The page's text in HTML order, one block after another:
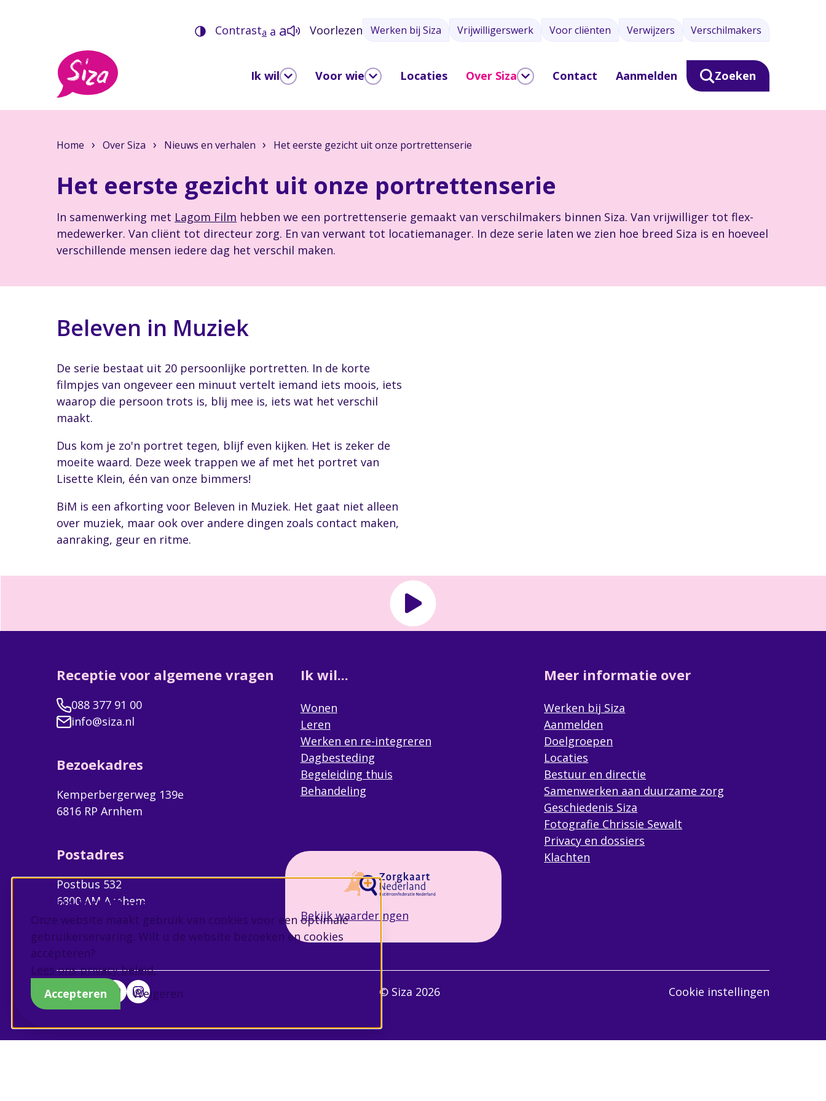
Cookie instellingen
Onze website maakt gebruik van cookies voor een optimale
gebruikerservaring. Wilt u de website bezoeken en cookies
accepteren?
Lees ons privacy beleid.
Accepteren
Weigeren
Contrasta a a Voorlezen Werken bij Siza Vrijwilligerswerk Voor cliënten Verwijzers Verschilmakers
Ik wil Voor wie Locaties Over Siza Contact Aanmelden Zoeken
Home Over Siza Nieuws en verhalen Het eerste gezicht uit onze portrettenserie
Het eerste gezicht uit onze portrettenserie
In samenwerking met Lagom Film hebben we een portrettenserie gemaakt van verschilmakers binnen Siza. Van vrijwilliger tot flex-
medewerker. Van cliënt tot directeur zorg. En van verwant tot locatiemanager. In deze serie laten we zien hoe breed Siza is en hoeveel
verschillende mensen iedere dag het verschil maken.
Beleven in Muziek
De serie bestaat uit 20 persoonlijke portretten. In de korte
filmpjes van ongeveer een minuut vertelt iemand iets moois, iets
waarop die persoon trots is, blij mee is, iets wat het verschil
maakt.
Dus kom je zo'n portret tegen, blijf even kijken. Het is zeker de
moeite waard. Deze week trappen we af met het portret van
Lisette Klein, één van onze bimmers!
BiM is een afkorting voor Beleven in Muziek. Het gaat niet alleen
over muziek, maar ook over andere dingen zoals contact maken,
aanraking, geur en ritme.
Receptie voor algemene vragen
088 377 91 00
info@siza.nl
Bezoekadres
Kemperbergerweg 139e
6816 RP Arnhem
Postadres
Postbus 532
6800 AM Arnhem
Ik wil...
Wonen
Leren
Werken en re-integreren
Dagbesteding
Begeleiding thuis
Behandeling
Meer informatie over
Werken bij Siza
Aanmelden
Doelgroepen
Locaties
Bestuur en directie
Samenwerken aan duurzame zorg
Geschiedenis Siza
Fotografie Chrissie Sewalt
Privacy en dossiers
Klachten
Bekijk waarderingen
© Siza 2026 Cookie instellingen